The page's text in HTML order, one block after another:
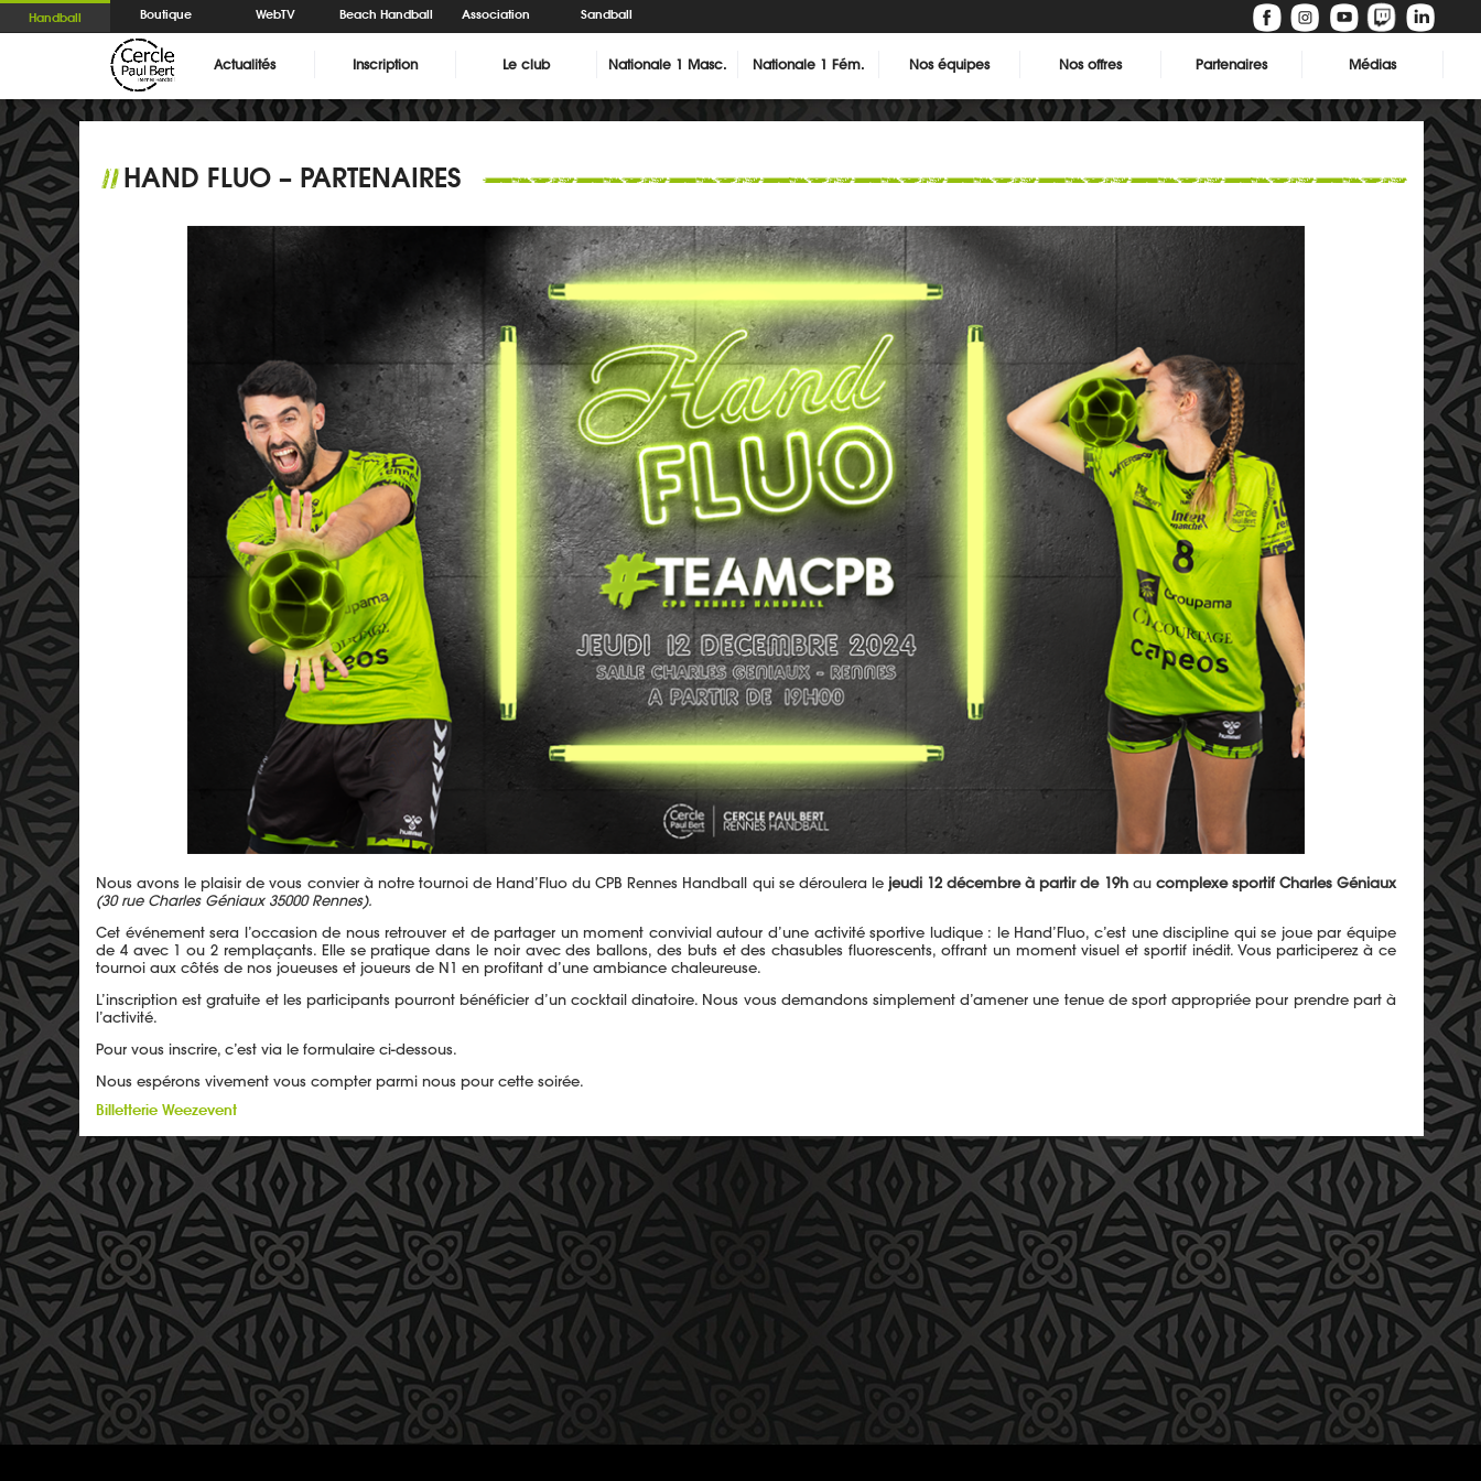
Handball Boutique WebTV Beach Handball Association Sandball
Actualités Inscription Le club Nationale 1 Masc. Nationale 1 Fém. Nos équipes Nos offres Partenaires Médias
//HAND FLUO – PARTENAIRES
Nous avons le plaisir de vous convier à notre tournoi de Hand’Fluo du CPB Rennes Handball qui se déroulera le jeudi 12 décembre à partir de 19hau complexe sportif Charles Géniaux
(30 rue Charles Géniaux 35000 Rennes).
Cet événement sera l’occasion de nous retrouver et de partager un moment convivial autour d’une activité sportive ludique : le Hand’Fluo, c’est une discipline qui se joue par équipe
de 4 avec 1 ou 2 remplaçants. Elle se pratique dans le noir avec des ballons, des buts et des chasubles fluorescents, offrant un moment visuel et sportif inédit. Vous participerez à ce
tournoi aux côtés de nos joueuses et joueurs de N1 en profitant d’une ambiance chaleureuse.
L’inscription est gratuite et les participants pourront bénéficier d’un cocktail dinatoire. Nous vous demandons simplement d’amener une tenue de sport appropriée pour prendre part à
l’activité.
Pour vous inscrire, c’est via le formulaire ci-dessous.
Nous espérons vivement vous compter parmi nous pour cette soirée.
Billetterie Weezevent